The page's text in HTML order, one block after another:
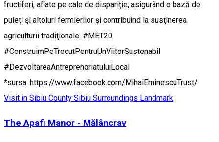
fructiferi, aflate pe cale de dispariţie, asigurând o bază de
puieţi şi altoiuri fermierilor şi contribuind la susţinerea
agriculturii tradiţionale. #MET20
#ConstruimPeTrecutPentruUnViitorSustenabil
#DezvoltareaAntreprenoriatuluiLocal
*sursa: https://www.facebook.com/MihaiEminescuTrust/
Visit in Sibiu County Sibiu Surroundings Landmark
The Apafi Manor - Mălâncrav